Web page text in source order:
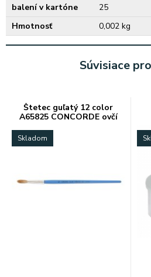
balení v kartóne
25
Hmotnosť
0,002 kg
Súvisiace
Štetec guľatý 12 color
A65825 CONCORDE ovčí
Skladom